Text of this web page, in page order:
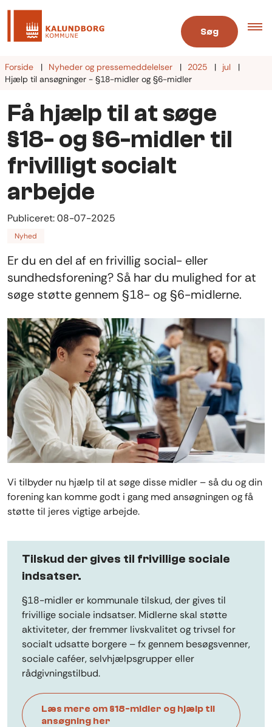
Søg
Forside Nyheder og pressemeddelelser 2025
jul
Hjælp til ansøgninger - §18-midler og §6-midler
Få hjælp til at søge
§18- og §6-midler til
frivilligt socialt
arbejde
Publiceret:08-07-2025
Nyhed
Er du en del af en frivillig social- eller
sundhedsforening? Så har du mulighed for at
søge støtte gennem §18- og §6-midlerne.
Vi tilbyder nu hjælp til at søge disse midler – så du og din
forening kan komme godt i gang med ansøgningen og få
støtte til jeres vigtige arbejde.
Tilskud der gives til frivillige sociale
indsatser.
§18-midler er kommunale tilskud, der gives til
frivillige sociale indsatser. Midlerne skal støtte
aktiviteter, der fremmer livskvalitet og trivsel for
socialt udsatte borgere – fx gennem besøgsvenner,
sociale caféer, selvhjælpsgrupper eller
rådgivningstilbud.
Læs mere om §18-midler og hjælp til
ansøgning her